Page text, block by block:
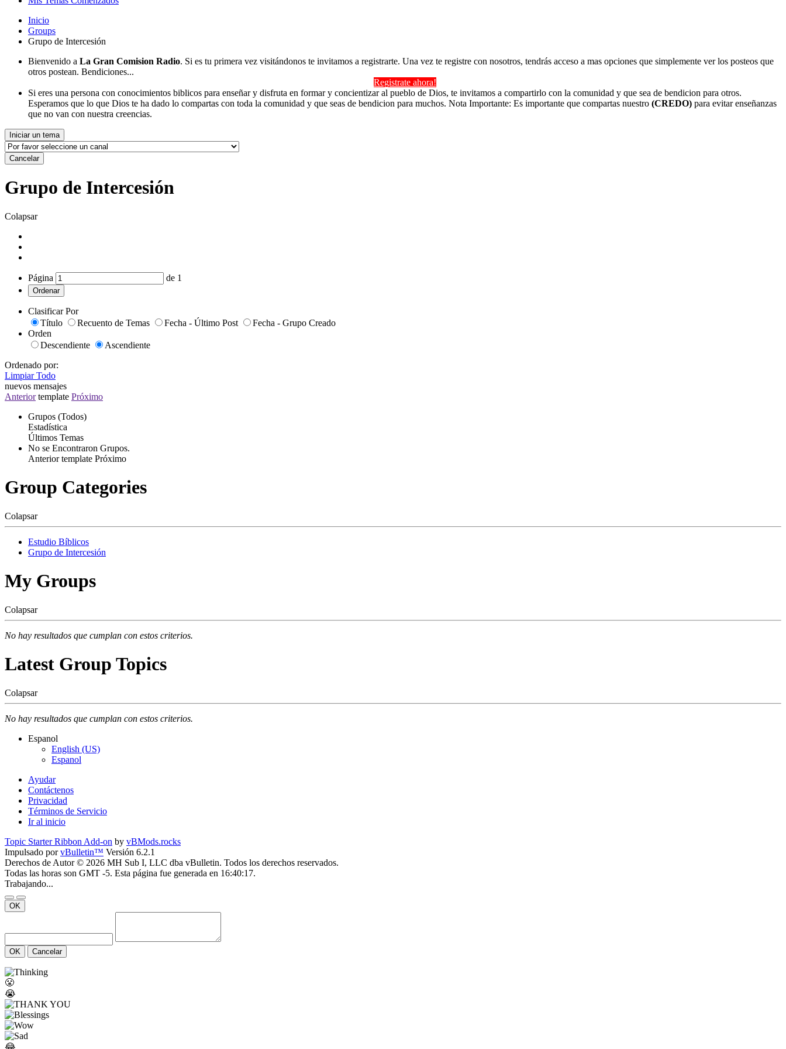
Inicio
Groups
Grupo de Intercesión
Bienvenido a La Gran Comision Radio. Si es tu primera vez visitándonos te invitamos a registrarte. Una vez te registre con nosotros, tendrás acceso a mas opciones que simplemente ver los posteos que
otros postean. Bendiciones...
Registrate ahora!
Si eres una persona con conocimientos biblicos para enseñar y disfruta en formar y concientizar al pueblo de Dios, te invitamos a compartirlo con la comunidad y que sea de bendicion para otros.
Esperamos que lo que Dios te ha dado lo compartas con toda la comunidad y que seas de bendicion para muchos. Nota Importante: Es importante que compartas nuestro (CREDO) para evitar enseñanzas
que no van con nuestra creencias.
Iniciar un tema
Cancelar
Grupo de Intercesión
Colapsar
Página de 1
Ordenar
Clasificar Por
Título
Recuento de Temas Fecha - Último Post
Fecha - Grupo Creado
Orden
Descendiente
Ascendiente
Ordenado por:
Limpiar Todo
nuevos mensajes
Anterior template Próximo
Grupos (Todos)
Estadística
Últimos Temas
No se Encontraron Grupos.
Anterior template Próximo
Group Categories
Colapsar
Estudio Bíblicos
Grupo de Intercesión
My Groups
Colapsar
No hay resultados que cumplan con estos criterios.
Latest Group Topics
Colapsar
No hay resultados que cumplan con estos criterios.
Espanol
English (US)
Espanol
Ayudar
Contáctenos
Privacidad
Términos de Servicio
Ir al inicio
Topic Starter Ribbon Add-on by vBMods.rocks
Impulsado porvBulletin™ Versión 6.2.1
Derechos de Autor © 2026 MH Sub I, LLC dba vBulletin. Todos los derechos reservados.
Todas las horas son GMT -5. Esta página fue generada en 16:40:17.
Trabajando...
OK
OK Cancelar
😤
😭
😂